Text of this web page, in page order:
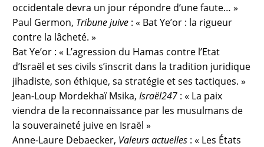
occidentale devra un jour répondre d’une faute… »
Paul Germon, Tribune juive : « Bat Ye’or : la rigueur
contre la lâcheté. »
Bat Ye’or : « L’agression du Hamas contre l’Etat
d’Israël et ses civils s’inscrit dans la tradition juridique
jihadiste, son éthique, sa stratégie et ses tactiques. »
Jean-Loup Mordekhaï Msika,Israël247 : « La paix
viendra de la reconnaissance par les musulmans de
la souveraineté juive en Israël »
Anne-Laure Debaecker, Valeurs actuelles : « Les États